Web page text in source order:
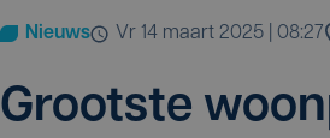
Nieuws vr 14 maart 2025 | 08:27
Groot­ste